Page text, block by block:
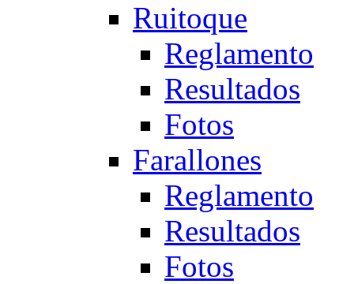
Ruitoque
Reglamento
Resultados
Fotos
Farallones
Reglamento
Resultados
Fotos